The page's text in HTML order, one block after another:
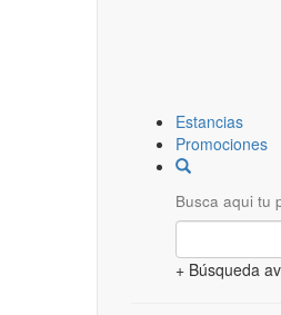
Estancias
Promociones
Busca aqui tu
+ Búsqueda